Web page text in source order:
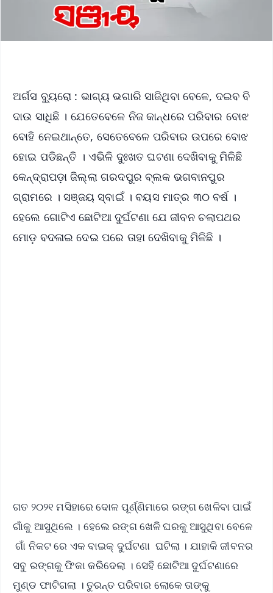
ଅର୍ଗସ ବ୍ୟୁରୋ : ଭାଗ୍ୟ ଭଗାରି ସାଜିଥିବା ବେଳେ, ଦଇବ ବି
ଦାଉ ସାଧିଛି । ଯେତେବେଳେ ନିଜ କାନ୍ଧରେ ପରିବାର ବୋଝ
ବୋହି ନେଇଥାନ୍ତେ, ସେତେବେଳେ ପରିବାର ଉପରେ ବୋଝ
ହୋଇ ପଡିଛନ୍ତି । ଏଭିଳି ଦୁଃଖତ ଘଟଣା ଦେଖିବାକୁ ମିଳିଛି
କେନ୍ଦ୍ରାପଡ଼ା ଜିଲ୍ଲା ଗରଦପୁର ବ୍ଲକ ଭଗବାନପୁର
ଗ୍ରାମରେ । ସଞ୍ଜୟ ସ୍ବାଇଁ । ବୟସ ମାତ୍ର ୩୦ ବର୍ଷ ।
ହେଲେ ଗୋଟିଏ ଛୋଟିଆ ଦୁର୍ଘଟଣା ଯେ ଜୀବନ ଚଲାପଥର
ମୋଡ଼ ବଦଳାଇ ଦେଇ ପରେ ତାହା ଦେଖିବାକୁ ମିଳିଛି ।
ଗତ ୨୦୨୧ ମସିହାରେ ଦୋଳ ପୂର୍ଣ୍ଣିମାରେ ରଙ୍ଗ ଖେଳିବା ପାଇଁ
ଗାଁକୁ ଆସୁଥିଲେ । ହେଲେ ରଙ୍ଗ ଖେଳି ଘରକୁ ଆସୁଥିବା ବେଳେ
ଗାଁ ନିକଟ ରେ ଏକ ବାଇକ୍ ଦୁର୍ଘଟଣା ଘଟିଲା । ଯାହାକି ଜୀବନର
ସବୁ ରଙ୍ଗକୁ ଫିକା କରିଦେଲା । ସେହି ଛୋଟିଆ ଦୁର୍ଘଟଣାରେ
ମୁଣ୍ଡ ଫାଟିଗଲା । ତୁରନ୍ତ ପରିବାର ଲୋକେ ତାଙ୍କୁ